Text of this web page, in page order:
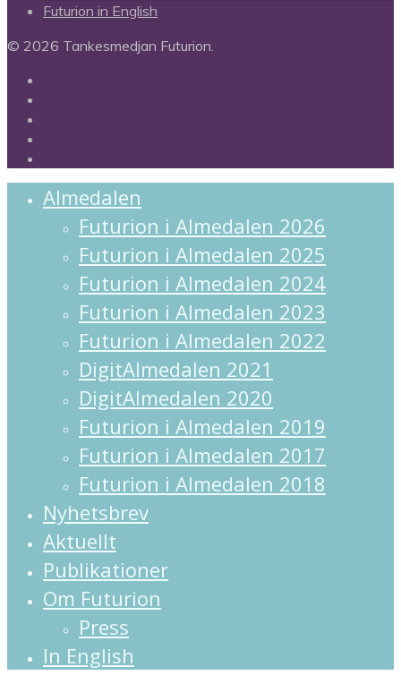
Futurion in English
© 2026 Tankesmedjan Futurion.
Almedalen
Futurion i Almedalen 2026
Futurion i Almedalen 2025
Futurion i Almedalen 2024
Futurion i Almedalen 2023
Futurion i Almedalen 2022
DigitAlmedalen 2021
DigitAlmedalen 2020
Futurion i Almedalen 2019
Futurion i Almedalen 2017
Futurion i Almedalen 2018
Nyhetsbrev
Aktuellt
Publikationer
Om Futurion
Press
In English